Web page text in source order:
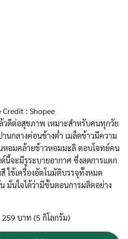
Credit : Shopee
วดีต่อสุขภาพ เหมาะสำหรับคนทุกวัย
นกลางค่อนข้างต่ำ เมล็ดข้าวมีความ
หอมคล้ายข้าวหอมมะลิ ตอบโจทย์คน
นี้จะมีรูระบายอากาศ ซึ่งลดการแตก
สี ใช้เครื่องอัตโนมัติบรรจุทั้งหมด
มั่นใจได้ว่ามีขั้นตอนการผลิตอย่าง
259 บาท (5 กิโลกรัม)